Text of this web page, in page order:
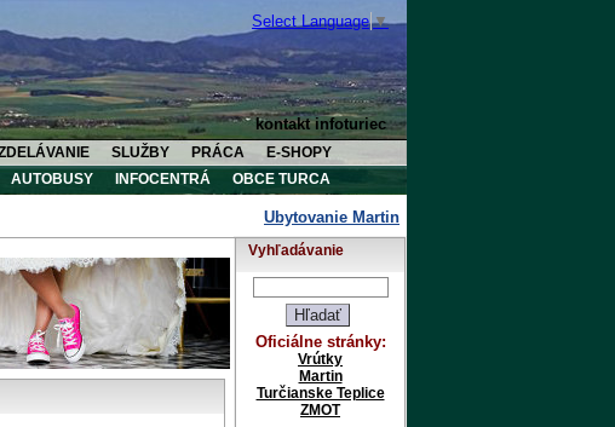
Select Language ▼
kontakt infoturiec
SLUŽBY PRÁCA
E-SHOPY
AUTOBUSY INFOCENTRÁ OBCE TURCA
Ubytovanie Martin
Vyhľadávanie
Oficiálne stránky:
Vrútky
Martin
Turčianske Teplice
ZMOT